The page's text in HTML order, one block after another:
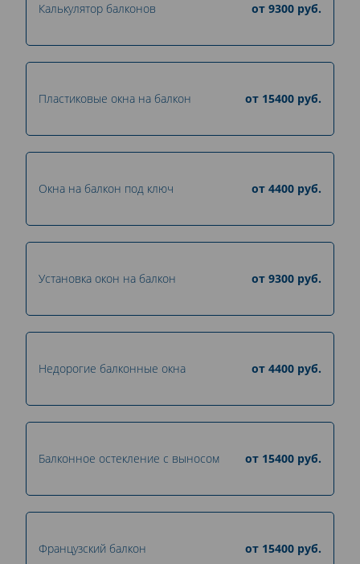
Калькулятор балконов от 9300 руб.
Пластиковые окна на балкон от 15400 руб.
Окна на балкон под ключ от 4400 руб.
Установка окон на балкон от 9300 руб.
Недорогие балконные окна от 4400 руб.
Балконное остекление с выносом от 15400 руб.
Французский балкон от 15400 руб.